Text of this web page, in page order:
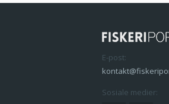
E-post:
Sosiale medier: